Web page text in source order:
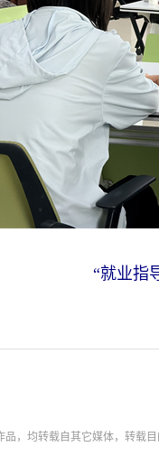
“就业指
，均转载自其它媒体，转载